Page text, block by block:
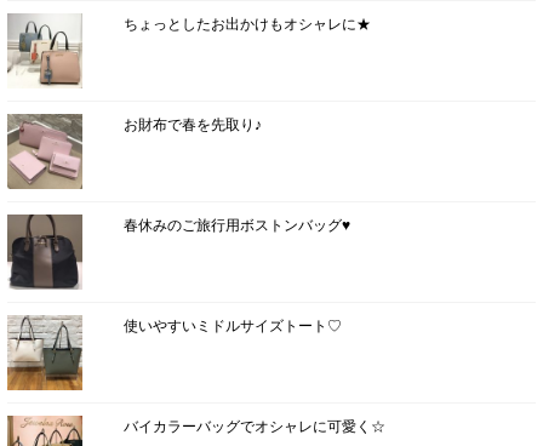
ちょっとしたお出かけもオシャレに★
お財布で春を先取り♪
春休みのご旅行用ボストンバッグ♥
使いやすいミドルサイズトート♡
バイカラーバッグでオシャレに可愛く☆